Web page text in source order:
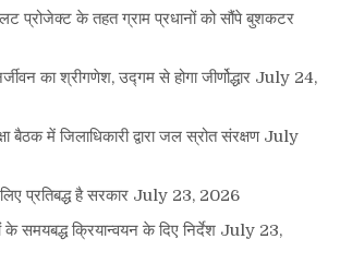
प्रोजेक्ट के तहत ग्राम प्रधानों को सौंपे बुशकटर
का श्रीगणेश, उद्गम से होगा जीर्णोद्धार July 24,
बैठक में जिलाधिकारी द्वारा जल स्रोत संरक्षण July
प्रतिबद्ध है सरकार July 23, 2026
क्रियान्वयन के दिए निर्देश July 23,